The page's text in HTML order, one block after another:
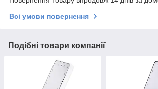
Всі умови повернення
Подібні товари компанії